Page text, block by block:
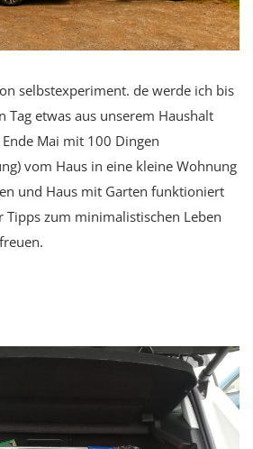
selbstexperiment. de werde ich bis
Tag etwas aus unserem Haushalt
Mai mit 100 Dingen
vom Haus in eine kleine Wohnung
und Haus mit Garten funktioniert
Tipps zum minimalistischen Leben